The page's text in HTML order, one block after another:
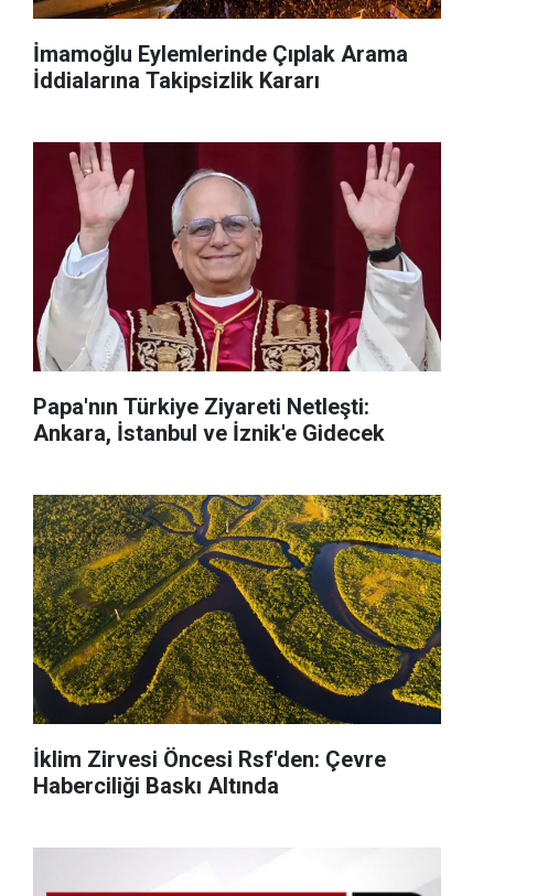
İmamoğlu Eylemlerinde Çıplak Arama
İddialarına Takipsizlik Kararı
Papa'nın Türkiye Ziyareti Netleşti:
Ankara, İstanbul ve İznik'e Gidecek
İklim Zirvesi Öncesi Rsf'den: Çevre
Haberciliği Baskı Altında